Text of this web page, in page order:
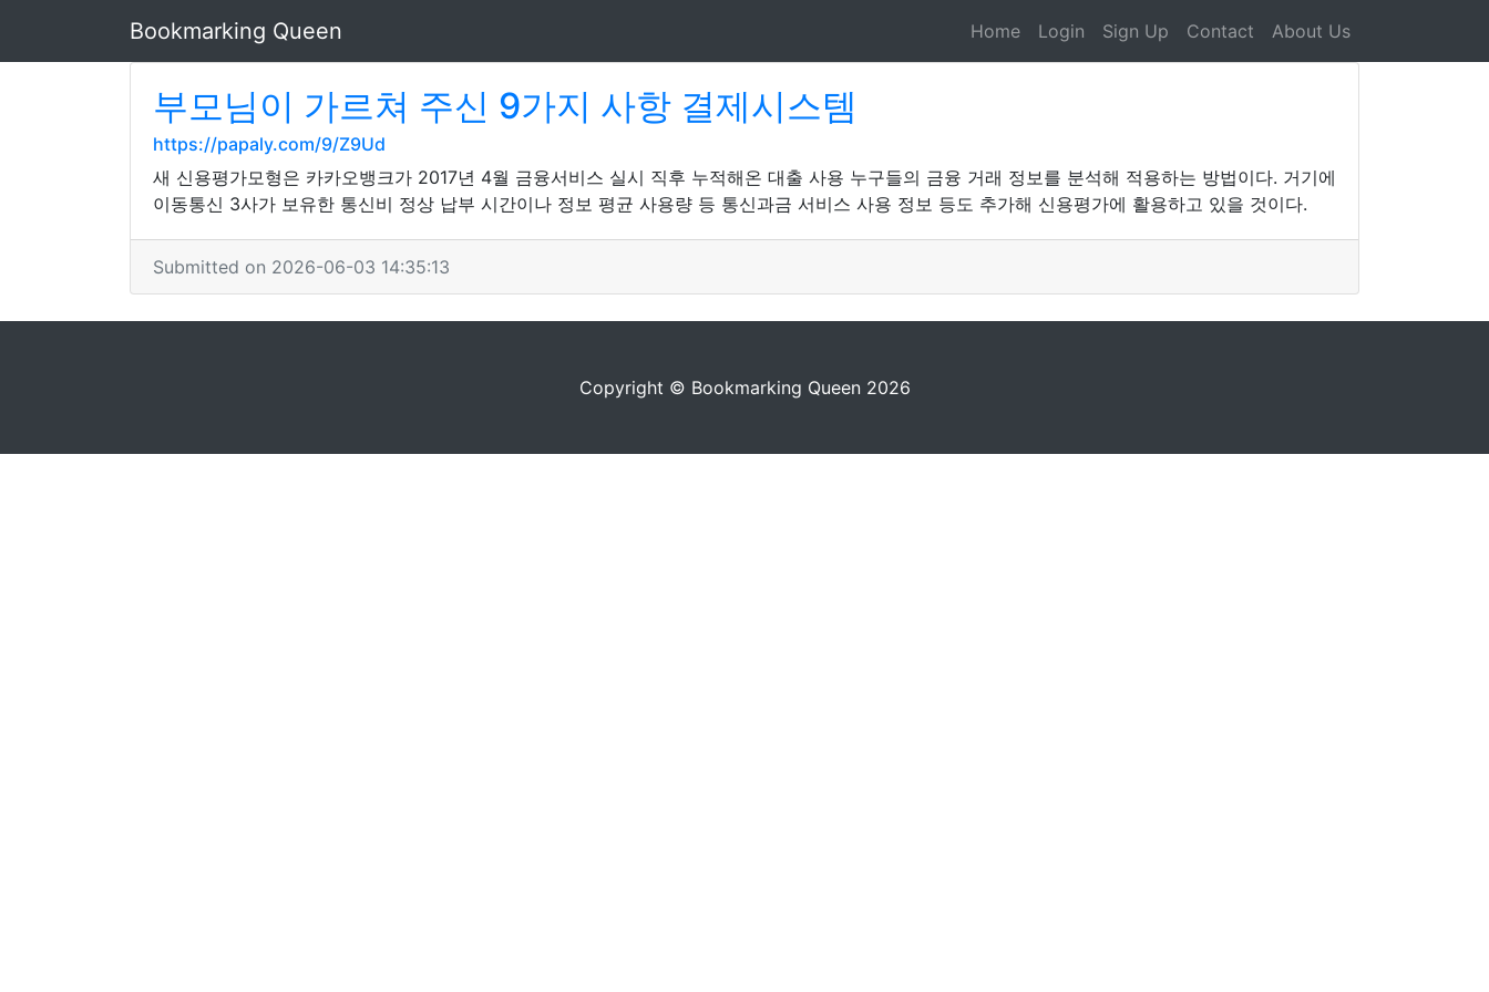
Bookmarking Queen Home Login Sign Up Contact About Us
부모님이 가르쳐 주신 9가지 사항 결제시스템
https://papaly.com/9/Z9Ud
새 신용평가모형은 카카오뱅크가 2017년 4월 금융서비스 실시 직후 누적해온 대출 사용 누구들의 금융 거래 정보를 분석해 적용하는 방법이다. 거기에
이동통신 3사가 보유한 통신비 정상 납부 시간이나 정보 평균 사용량 등 통신과금 서비스 사용 정보 등도 추가해 신용평가에 활용하고 있을 것이다.
Submitted on 2026-06-03 14:35:13
Copyright © Bookmarking Queen 2026